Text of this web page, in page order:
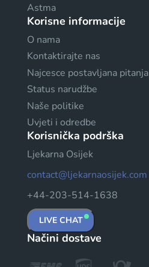
Astma
Korisne informacije
O nama
Kontaktirajte nas
Najcesce postavljana pitanja
Status narudžbe
Naše politike
Uvjeti i odredbe
Korisnička podrška
Ljekarna Osijek
contact@ljekarnaosijek.com
+44-203-514-1638
LIVE CHAT
Načini dostave